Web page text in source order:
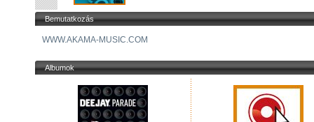
Bemutatkozás
WWW.AKAMA-MUSIC.COM
Albumok